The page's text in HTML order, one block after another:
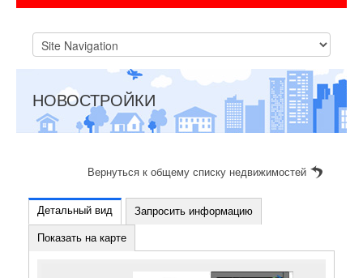
НОВОСТРОЙКИ
Вернуться к общему списку недвижимостей
Детальный вид Запросить информацию
Показать на карте